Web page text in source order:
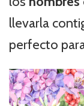
llevarla
perfecto